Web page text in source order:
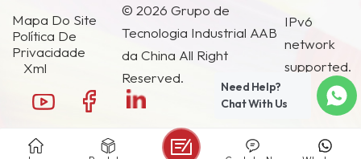
Mapa Do Site
Política De
Privacidade
Xml
© 2026 Grupo de
Tecnologia Industrial AAB
da China All Right
Reserved.
IPv6
network
supported.
Need Help?
Chat With Us